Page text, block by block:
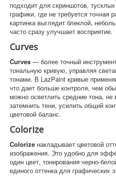
подходит для скриншотов,
графики, где не требуется точная
картинка выглядит блеклой,
часто сразу улучшает восприятие.
Curves
Curves — более точный
тональную кривую, управляя
тонами. В LazPaint кривые
что дает больше контроля, чем
можно осветлить средние тона, не
затемнить тени, усилить общий
цветовой баланс.
Colorize
Colorize накладывает цветовой
изображения. Это удобно для
один цвет, тонирования черно-
единого оттенка для графических